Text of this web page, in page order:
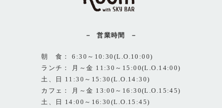
営業時間
朝 食： 6:30～10:30(L.O.10:00)
ランチ： 月～金 11:30～15:00(L.O.14:00)
土、日 11:30～15:30(L.O.14:30)
カフェ： 月～金 13:00～16:30(L.O.15:45)
土、日 14:00～16:30(L.O.15:45)